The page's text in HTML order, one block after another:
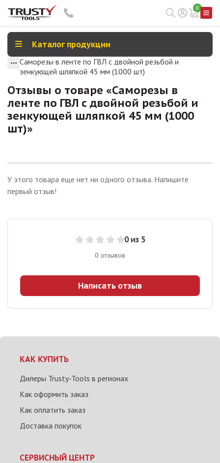
0
Каталог продукции
Саморезы в ленте по ГВЛ с двойной резьбой и
зенкующей шляпкой 45 мм (1000 шт)
Отзывы о товаре «Саморезы в
ленте по ГВЛ с двойной резьбой и
зенкующей шляпкой 45 мм (1000
шт)»
0 из 5
0 отзывов
Написать отзыв
У этого товара еще нет ни одного отзыва. Напишите
первый отзыв!
КАК КУПИТЬ
Дилеры Trusty-Tools в регионах
Как оформить заказ
Как оплатить заказ
Доставка покупок
СЕРВИСНЫЙ ЦЕНТР